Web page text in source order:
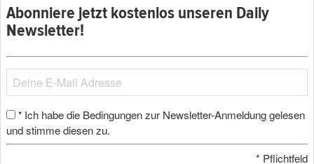
Abonniere jetzt kostenlos unseren Daily
Newsletter!
* Ich habe die Bedingungen zur Newsletter-Anmeldung gelesen
und stimme diesen zu.
* Pflichtfeld